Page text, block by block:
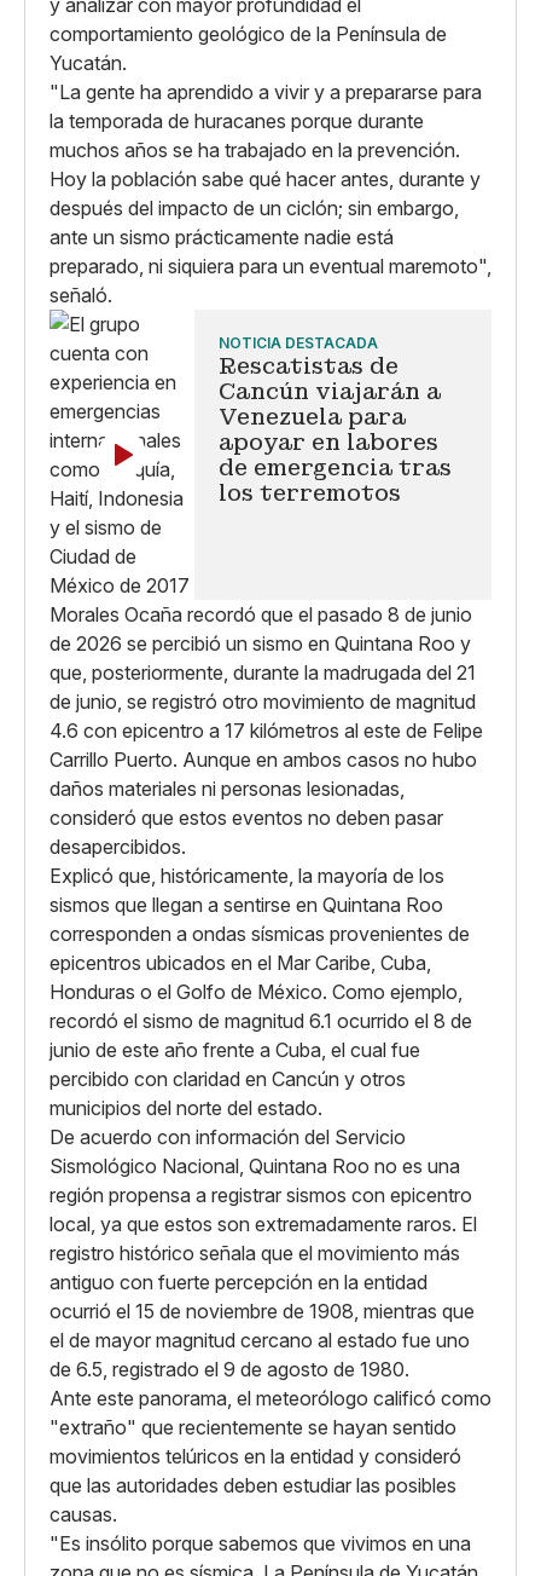
y analizar con mayor profundidad el
comportamiento geológico de la Península de
Yucatán.
"La gente ha aprendido a vivir y a prepararse para
la temporada de huracanes porque durante
muchos años se ha trabajado en la prevención.
Hoy la población sabe qué hacer antes, durante y
después del impacto de un ciclón; sin embargo,
ante un sismo prácticamente nadie está
preparado, ni siquiera para un eventual maremoto",
señaló.
NOTICIA DESTACADA
Rescatistas de
Cancún viajarán a
Venezuela para
apoyar en labores
de emergencia tras
los terremotos
Morales Ocaña recordó que el pasado 8 de junio
de 2026 se percibió un sismo en Quintana Roo y
que, posteriormente, durante la madrugada del 21
de junio, se registró otro movimiento de magnitud
4.6 con epicentro a 17 kilómetros al este de Felipe
Carrillo Puerto. Aunque en ambos casos no hubo
daños materiales ni personas lesionadas,
consideró que estos eventos no deben pasar
desapercibidos.
Explicó que, históricamente, la mayoría de los
sismos que llegan a sentirse en Quintana Roo
corresponden a ondas sísmicas provenientes de
epicentros ubicados en el Mar Caribe, Cuba,
Honduras o el Golfo de México. Como ejemplo,
recordó el sismo de magnitud 6.1 ocurrido el 8 de
junio de este año frente a Cuba, el cual fue
percibido con claridad en Cancún y otros
municipios del norte del estado.
De acuerdo con información del Servicio
Sismológico Nacional, Quintana Roo no es una
región propensa a registrar sismos con epicentro
local, ya que estos son extremadamente raros. El
registro histórico señala que el movimiento más
antiguo con fuerte percepción en la entidad
ocurrió el 15 de noviembre de 1908, mientras que
el de mayor magnitud cercano al estado fue uno
de 6.5, registrado el 9 de agosto de 1980.
Ante este panorama, el meteorólogo calificó como
"extraño" que recientemente se hayan sentido
movimientos telúricos en la entidad y consideró
que las autoridades deben estudiar las posibles
causas.
"Es insólito porque sabemos que vivimos en una